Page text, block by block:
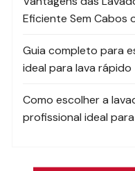
Eficiente Sem Cabos
Guia completo para
ideal para lava rápido
Como escolher a
profissional ideal